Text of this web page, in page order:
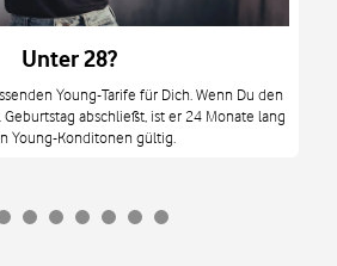
Unter 28?
Young-Tarife für Dich. Wenn Du den
abschließt, ist er 24 Monate lang
Young-Konditonen gültig.